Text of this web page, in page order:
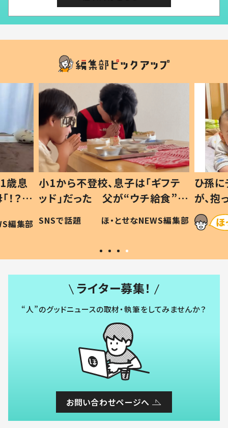
歳息
？」
編集部
小1から不登校、息子は「ギフテ
ッド」だった 父が“ウチ給食”を
作り続ける理由とは #令和の親
#令和の子
SNSで話題 ほ・とせなNEWS編集部
ひ孫
が、
「涙が
い」
ライター募集！
“人”のグッドニュースの取材・執筆をしてみませんか？
お問い合わせページへ